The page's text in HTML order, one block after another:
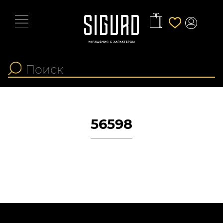
56598